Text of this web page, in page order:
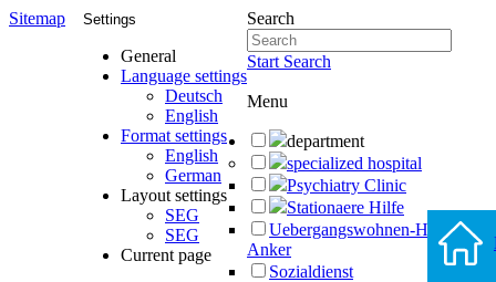
Sitemap Settings
General
Language settings
Deutsch
English
Format settings
English
German
Layout settings
SEG
SEG
Current page
Search
Start Search
Menu
department
specialized hospital
Psychiatry Clinic
Stationaere Hilfe
Uebergangswohnen-Haus-
Anker
Sozialdienst